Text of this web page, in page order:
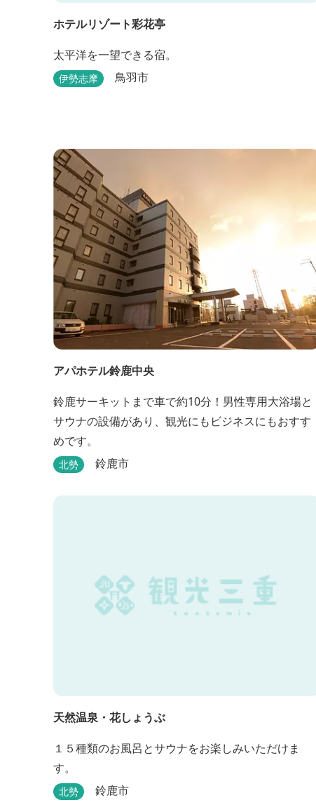
ホテルリゾート彩花亭
太平洋を一望できる宿。
伊勢志摩 鳥羽市
アパホテル鈴鹿中央
鈴鹿サーキットまで車で約10分！男性専用大浴場と
サウナの設備があり、観光にもビジネスにもおすす
めです。
北勢 鈴鹿市
天然温泉・花しょうぶ
１５種類のお風呂とサウナをお楽しみいただけま
す。
北勢 鈴鹿市